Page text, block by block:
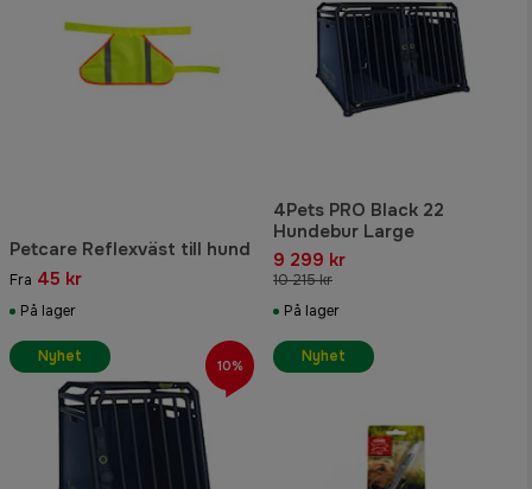
Petcare Reflexväst till hund
Fra 45 kr
På lager
4Pets PRO Black 22
Hundebur Large
9 299 kr
10 215 kr
På lager
Nyhet 10% Nyhet